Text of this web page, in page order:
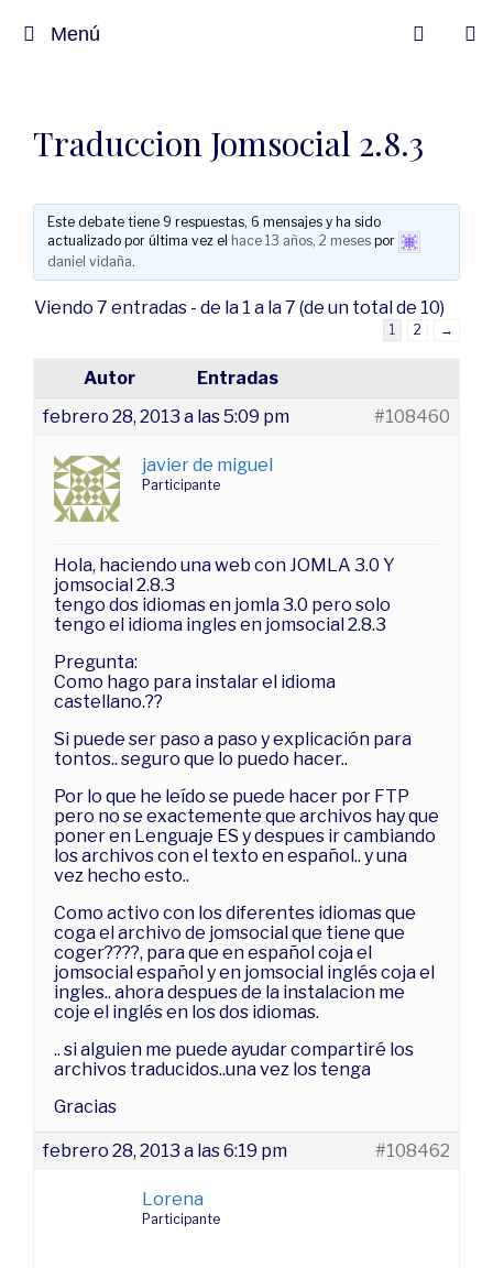
Menú
Traduccion Jomsocial 2.8.3
Este debate tiene 9 respuestas, 6 mensajes y ha sido
actualizado por última vez el hace 13 años, 2 mesespor
daniel vidaña.
Viendo 7 entradas - de la 1 a la 7 (de un total de 10)
1 2 →
Autor
Entradas
febrero 28, 2013 a las 5:09 pm
#108460
javier de miguel
Participante
Hola, haciendo una web con JOMLA 3.0 Y
jomsocial 2.8.3
tengo dos idiomas en jomla 3.0 pero solo
tengo el idioma ingles en jomsocial 2.8.3
Pregunta:
Como hago para instalar el idioma
castellano.??
Si puede ser paso a paso y explicación para
tontos.. seguro que lo puedo hacer..
Por lo que he leído se puede hacer por FTP
pero no se exactemente que archivos hay que
poner en Lenguaje ES y despues ir cambiando
los archivos con el texto en español.. y una
vez hecho esto..
Como activo con los diferentes idiomas que
coga el archivo de jomsocial que tiene que
coger????, para que en español coja el
jomsocial español y en jomsocial inglés coja el
ingles.. ahora despues de la instalacion me
coje el inglés en los dos idiomas.
.. si alguien me puede ayudar compartiré los
archivos traducidos..una vez los tenga
Gracias
febrero 28, 2013 a las 6:19 pm #108462
Lorena
Participante